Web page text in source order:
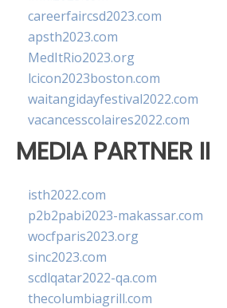
careerfaircsd2023.com
apsth2023.com
MedItRio2023.org
lcicon2023boston.com
waitangidayfestival2022.com
vacancesscolaires2022.com
MEDIA PARTNER II
isth2022.com
p2b2pabi2023-makassar.com
wocfparis2023.org
sinc2023.com
scdlqatar2022-qa.com
thecolumbiagrill.com